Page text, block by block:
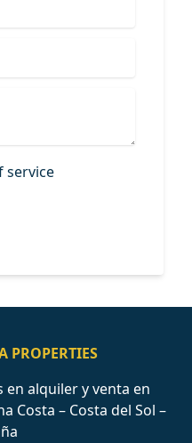
service
PROPERTIES
en alquiler y venta en
Costa – Costa del Sol –